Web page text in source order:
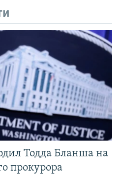
Тодда Бланша на
прокурора